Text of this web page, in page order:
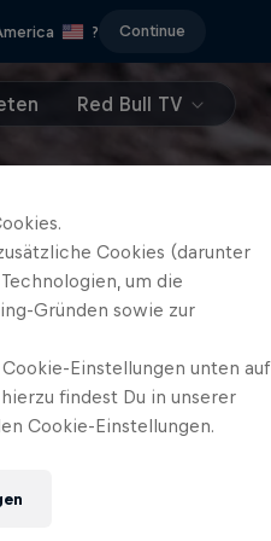
? Continue
Red Bull TV
Cookies (darunter
um die
Gründen sowie zur
Einstellungen unten auf
findest Du in unserer
Cookie-Einstellungen.